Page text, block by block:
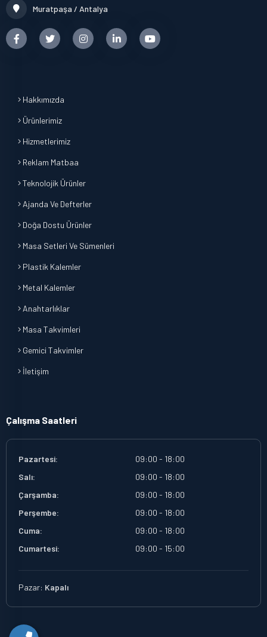
Muratpaşa / Antalya
Hakkımızda
Ürünlerimiz
Hizmetlerimiz
Reklam Matbaa
Teknolojik Ürünler
Ajanda Ve Defterler
Doğa Dostu Ürünler
Masa Setleri Ve Sümenleri
Plastik Kalemler
Metal Kalemler
Anahtarlıklar
Masa Takvimleri
Gemici Takvimler
İletişim
Çalışma Saatleri
Pazartesi:
09:00 - 18:00
Salı:
09:00 - 18:00
Çarşamba:
09:00 - 18:00
Perşembe:
09:00 - 18:00
Cuma:
09:00 - 18:00
Cumartesi:
09:00 - 15:00
Pazar: Kapalı